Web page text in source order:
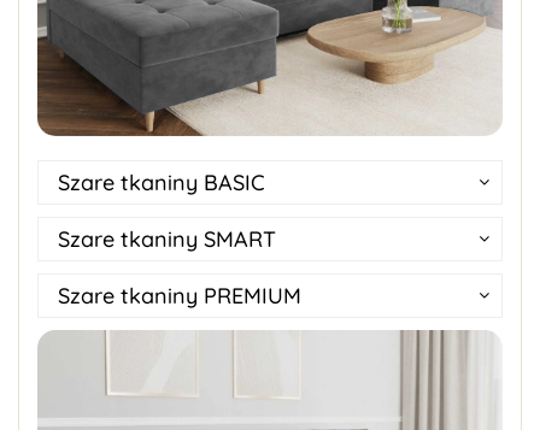
Szare tkaniny BASIC
Szare tkaniny SMART
Szare tkaniny PREMIUM